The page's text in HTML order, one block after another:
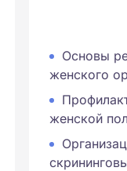
Основы
женского
женской